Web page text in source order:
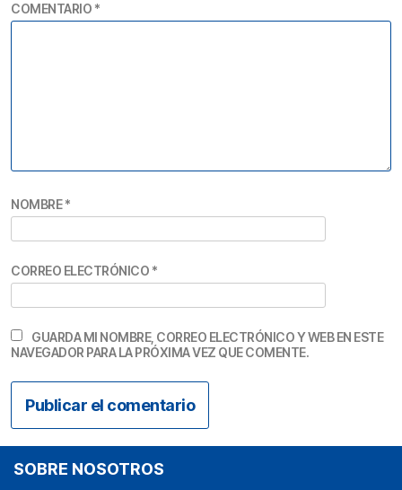
COMENTARIO *
NOMBRE*
CORREO ELECTRÓNICO *
GUARDA MI NOMBRE, CORREO ELECTRÓNICO Y WEB EN ESTE
NAVEGADOR PARA LA PRÓXIMA VEZ QUE COMENTE.
SOBRE NOSOTROS